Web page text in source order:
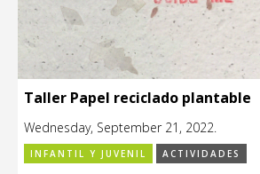
Taller Papel reciclado plantable
Wednesday, September 21, 2022.
INFANTIL Y JUVENIL ACTIVIDADES